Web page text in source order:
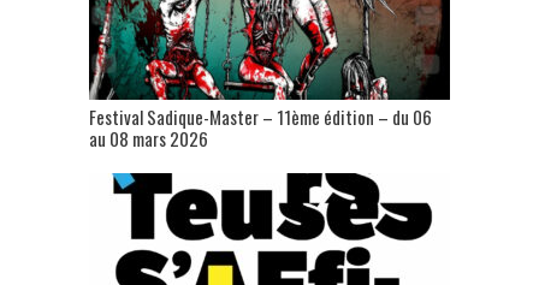
Festival Sadique-Master – 11ème édition – du 06
au 08 mars 2026